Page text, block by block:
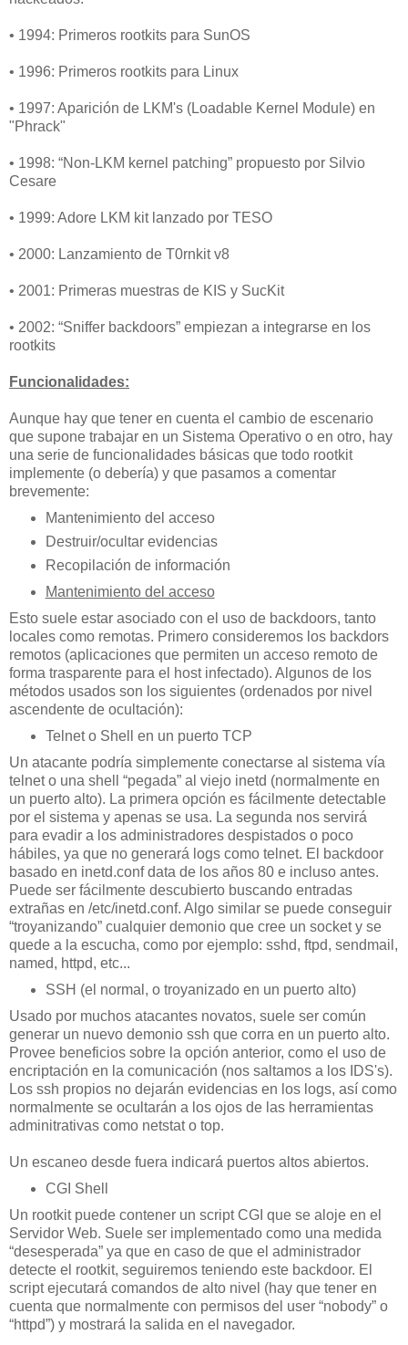
• 1994: Primeros rootkits para SunOS
• 1996: Primeros rootkits para Linux
• 1997: Aparición de LKM's (Loadable Kernel Module) en
"Phrack"
• 1998: “Non-LKM kernel patching” propuesto por Silvio
Cesare
• 1999: Adore LKM kit lanzado por TESO
• 2000: Lanzamiento de T0rnkit v8
• 2001: Primeras muestras de KIS y SucKit
• 2002: “Sniffer backdoors” empiezan a integrarse en los
rootkits
Funcionalidades:
Aunque hay que tener en cuenta el cambio de escenario
que supone trabajar en un Sistema Operativo o en otro, hay
una serie de funcionalidades básicas que todo rootkit
implemente (o debería) y que pasamos a comentar
brevemente:
Mantenimiento del acceso
Destruir/ocultar evidencias
Recopilación de información
Mantenimiento del acceso
Esto suele estar asociado con el uso de backdoors, tanto
locales como remotas. Primero consideremos los backdors
remotos (aplicaciones que permiten un acceso remoto de
forma trasparente para el host infectado). Algunos de los
métodos usados son los siguientes (ordenados por nivel
ascendente de ocultación):
Telnet o Shell en un puerto TCP
Un atacante podría simplemente conectarse al sistema vía
telnet o una shell “pegada” al viejo inetd (normalmente en
un puerto alto). La primera opción es fácilmente detectable
por el sistema y apenas se usa. La segunda nos servirá
para evadir a los administradores despistados o poco
hábiles, ya que no generará logs como telnet. El backdoor
basado en inetd.conf data de los años 80 e incluso antes.
Puede ser fácilmente descubierto buscando entradas
extrañas en /etc/inetd.conf. Algo similar se puede conseguir
“troyanizando” cualquier demonio que cree un socket y se
quede a la escucha, como por ejemplo: sshd, ftpd, sendmail,
named, httpd, etc...
SSH (el normal, o troyanizado en un puerto alto)
Usado por muchos atacantes novatos, suele ser común
generar un nuevo demonio ssh que corra en un puerto alto.
Provee beneficios sobre la opción anterior, como el uso de
encriptación en la comunicación (nos saltamos a los IDS's).
Los ssh propios no dejarán evidencias en los logs, así como
normalmente se ocultarán a los ojos de las herramientas
adminitrativas como netstat o top.
Un escaneo desde fuera indicará puertos altos abiertos.
CGI Shell
Un rootkit puede contener un script CGI que se aloje en el
Servidor Web. Suele ser implementado como una medida
“desesperada” ya que en caso de que el administrador
detecte el rootkit, seguiremos teniendo este backdoor. El
script ejecutará comandos de alto nivel (hay que tener en
cuenta que normalmente con permisos del user “nobody” o
“httpd”) y mostrará la salida en el navegador.